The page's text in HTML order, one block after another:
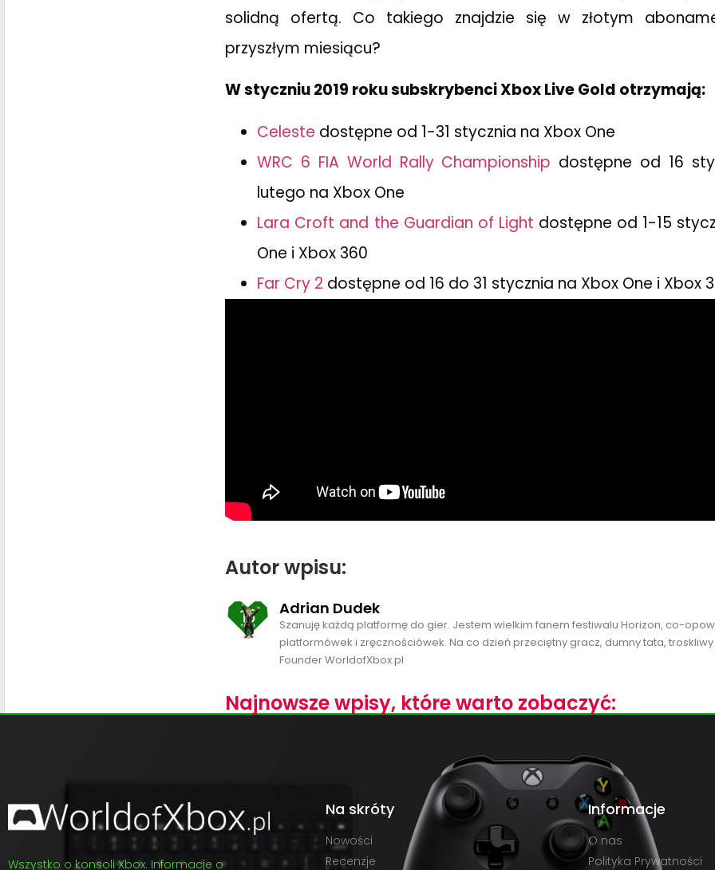
solidną ofertą. Co takiego znajdzie się w złotym
przyszłym miesiącu?
W styczniu 2019 roku subskrybenci Xbox Live Gold otrzymają:
Celeste dostępne od 1-31 stycznia na Xbox One
WRC 6 FIA World Rally Championship dostępne od 16
lutego na Xbox One
Lara Croft and the Guardian of Light dostępne od 1-15
One i Xbox 360
Far Cry 2 dostępne od 16 do 31 stycznia na Xbox One i Xbox
Autor wpisu:
Adrian Dudek
Szanuję każdą platformę do gier. Jestem wielkim fanem festiwalu Horizon, co-
platformówek i zręcznościówek. Na co dzień przeciętny gracz, dumny tata,
Founder WorldofXbox.pl
Najnowsze wpisy, które warto zobaczyć:
Wszystko o konsoli Xbox. Informacje o
Na skróty
Nowości
Recenzje
Informacje
O nas
Polityka Prywatności